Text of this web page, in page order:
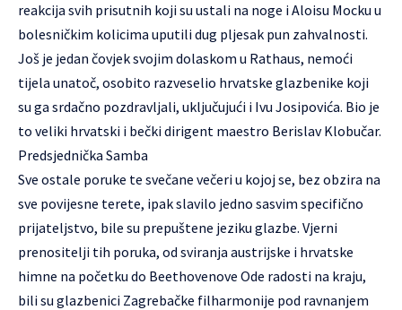
reakcija svih prisutnih koji su ustali na noge i Aloisu Mocku u
bolesničkim kolicima uputili dug pljesak pun zahvalnosti.
Još je jedan čovjek svojim dolaskom u Rathaus, nemoći
tijela unatoč, osobito razveselio hrvatske glazbenike koji
su ga srdačno pozdravljali, uključujući i Ivu Josipovića. Bio je
to veliki hrvatski i bečki dirigent maestro Berislav Klobučar.
Predsjednička Samba
Sve ostale poruke te svečane večeri u kojoj se, bez obzira na
sve povijesne terete, ipak slavilo jedno sasvim specifično
prijateljstvo, bile su prepuštene jeziku glazbe. Vjerni
prenositelji tih poruka, od sviranja austrijske i hrvatske
himne na početku do Beethovenove Ode radosti na kraju,
bili su glazbenici Zagrebačke filharmonije pod ravnanjem